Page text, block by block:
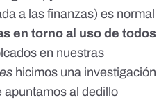
a las finanzas) es normal
en torno al uso de todos
en nuestras
hicimos una investigación
apuntamos al dedillo